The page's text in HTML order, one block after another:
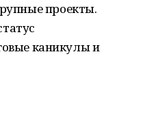
проекты.
каникулы и